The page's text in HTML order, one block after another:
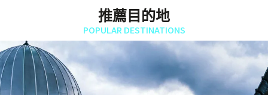
推薦目的地
POPULAR DESTINATIONS